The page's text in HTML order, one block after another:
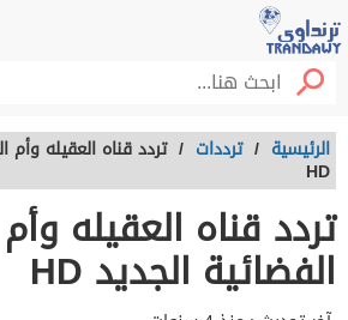
الرئيسية / ترددات / تردد قناه العقيله وأم
HD
تردد قناه العقيله وأم
الفضائية الجديد HD